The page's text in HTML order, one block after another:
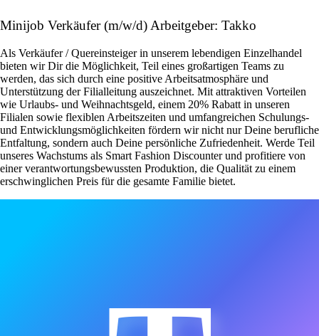
Minijob Verkäufer (m/w/d) Arbeitgeber: Takko
Als Verkäufer / Quereinsteiger in unserem lebendigen Einzelhandel
bieten wir Dir die Möglichkeit, Teil eines großartigen Teams zu
werden, das sich durch eine positive Arbeitsatmosphäre und
Unterstützung der Filialleitung auszeichnet. Mit attraktiven Vorteilen
wie Urlaubs- und Weihnachtsgeld, einem 20% Rabatt in unseren
Filialen sowie flexiblen Arbeitszeiten und umfangreichen Schulungs-
und Entwicklungsmöglichkeiten fördern wir nicht nur Deine berufliche
Entfaltung, sondern auch Deine persönliche Zufriedenheit. Werde Teil
unseres Wachstums als Smart Fashion Discounter und profitiere von
einer verantwortungsbewussten Produktion, die Qualität zu einem
erschwinglichen Preis für die gesamte Familie bietet.